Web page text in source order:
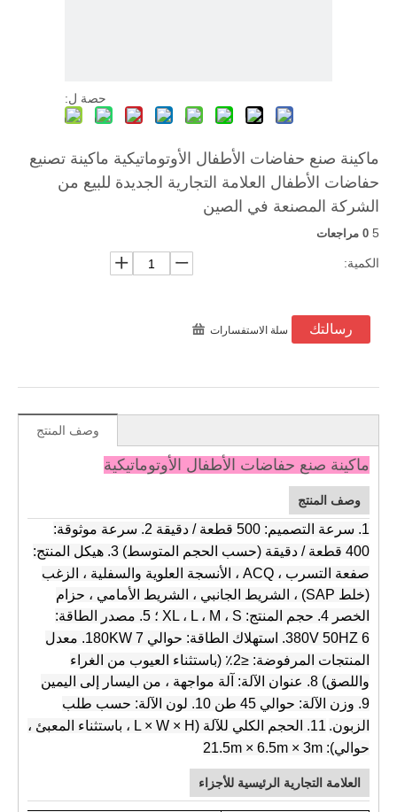
حصة ل:
ماكينة صنع حفاضات الأطفال الأوتوماتيكية ماكينة تصنيع
حفاضات الأطفال العلامة التجارية الجديدة للبيع من
الشركة المصنعة في الصين
5 0 مراجعات
الكمية:
رسالتك سلة الاستفسارات
وصف المنتج
ماكينة صنع حفاضات الأطفال الأوتوماتيكية
وصف المنتج
1. سرعة التصميم: 500 قطعة / دقيقة
2. سرعة موثوقة:
400 قطعة / دقيقة (حسب الحجم المتوسط)
3. هيكل المنتج:
صفعة التسرب ، ACQ ، الأنسجة العلوية والسفلية ، الزغب
(خلط SAP) ، الشريط الجانبي ، الشريط الأمامي ، حزام
الخصر 4. حجم المنتج: XL ، L ، M ، S ؛
5. مصدر الطاقة:
380V 50HZ 6. استهلاك الطاقة: حوالي 180KW
7. معدل
المنتجات المرفوضة: ≤2٪ (باستثناء العيوب من الغراء
واللصق) 8. عنوان الآلة: آلة مواجهة ، من اليسار إلى اليمين
9. وزن الآلة: حوالي 45 طن
10. لون الآلة: حسب طلب
الزبون.
11. الحجم الكلي للآلة (L × W × H ، باستثناء المعبئ ،
حوالي): 21.5m × 6.5m × 3m
العلامة التجارية الرئيسية للأجزاء